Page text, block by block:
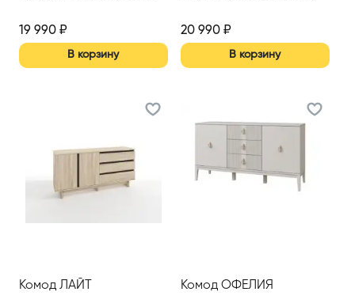
19 990 ₽
В корзину
20 990₽
В корзину
Комод ЛАЙТ Комод ОФЕЛИЯ